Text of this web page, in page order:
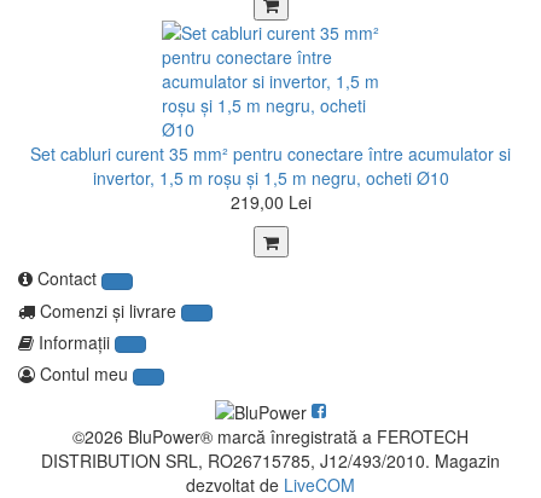
Set cabluri curent 35 mm² pentru conectare între acumulator si
invertor, 1,5 m roșu şi 1,5 m negru, ocheti Ø10
219,00 Lei
Contact
Comenzi şi livrare
Informaţii
Contul meu
©2026 BluPower® marcă înregistrată a FEROTECH
DISTRIBUTION SRL, RO26715785, J12/493/2010. Magazin
dezvoltat de LiveCOM